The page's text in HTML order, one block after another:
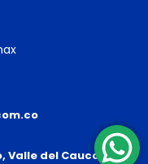
Valle del Cauca